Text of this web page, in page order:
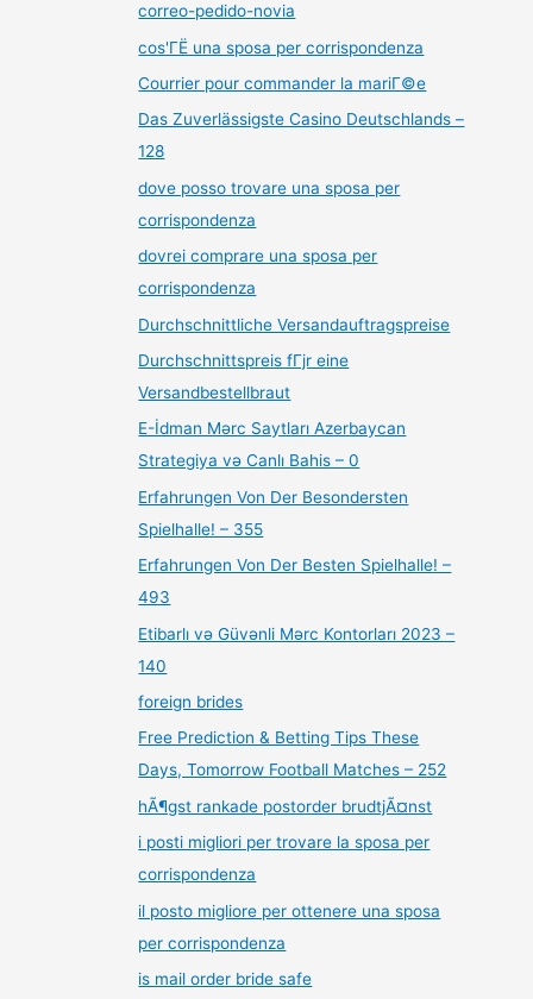
correo-pedido-novia
cos'ГЁ una sposa per corrispondenza
Courrier pour commander la mariГ©e
Das Zuverlässigste Casino Deutschlands –
128
dove posso trovare una sposa per
corrispondenza
dovrei comprare una sposa per
corrispondenza
Durchschnittliche Versandauftragspreise
Durchschnittspreis fГјr eine
Versandbestellbraut
E-İdman Mərc Saytları Azerbaycan
Strategiya və Canlı Bahis – 0
Erfahrungen Von Der Besondersten
Spielhalle! – 355
Erfahrungen Von Der Besten Spielhalle! –
493
Etibarlı və Güvənli Mərc Kontorları 2023 –
140
foreign brides
Free Prediction & Betting Tips These
Days, Tomorrow Football Matches – 252
hÃ¶gst rankade postorder brudtjÃ¤nst
i posti migliori per trovare la sposa per
corrispondenza
il posto migliore per ottenere una sposa
per corrispondenza
is mail order bride safe